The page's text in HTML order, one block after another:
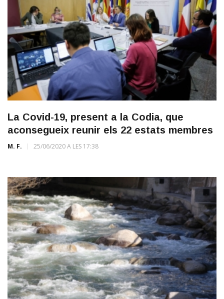
La Covid-19, present a la Codia, que
aconsegueix reunir els 22 estats membres
M. F. 25/06/2020 A LES 17:38